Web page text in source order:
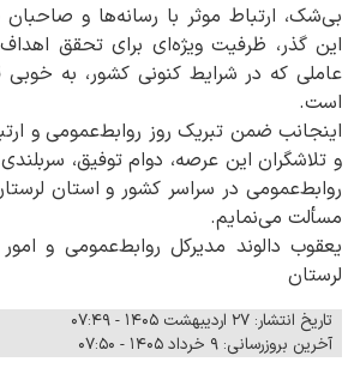
بی‌شک، ارتباط موثر با رسانه‌ها و صاحبان
این گذر، ظرفیت ویژه‌ای برای تحقق
عاملی که در شرایط کنونی کشور، به خوبی
است.
اینجانب ضمن تبریک روز روابط‌عمومی و
و تلاشگران این عرصه، دوام توفیق،
روابط‌عمومی در سراسر کشور و استان
مسألت می‌نمایم.
یعقوب دالوند مدیرکل روابط‌عمومی و امور
لرستان
تاریخ انتشار: ۲۷ اردیبهشت ۱۴۰۵ - ۰۷:۴۹
آخرین بروزرسانی: ۹ خرداد ۱۴۰۵ - ۰۷:۵۰